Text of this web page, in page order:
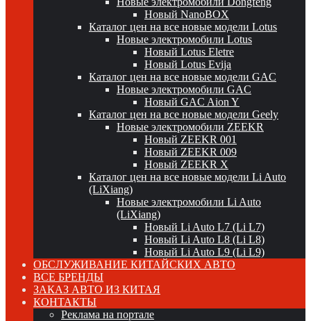
Новый NanoBOX
Каталог цен на все новые модели Lotus
Новые электромобили Lotus
Новый Lotus Eletre
Новый Lotus Evija
Каталог цен на все новые модели GAC
Новые электромобили GAC
Новый GAC Aion Y
Каталог цен на все новые модели Geely
Новые электромобили ZEEKR
Новый ZEEKR 001
Новый ZEEKR 009
Новый ZEEKR X
Каталог цен на все новые модели Li Auto
(LiXiang)
Новые электромобили Li Auto
(LiXiang)
Новый Li Auto L7 (Li L7)
Новый Li Auto L8 (Li L8)
Новый Li Auto L9 (Li L9)
ОБСЛУЖИВАНИЕ КИТАЙСКИХ АВТО
ВСЕ БРЕНДЫ
ЗАКАЗ АВТО ИЗ КИТАЯ
КОНТАКТЫ
Реклама на портале